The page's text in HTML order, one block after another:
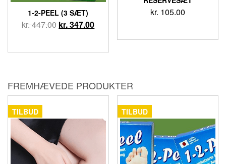
1-2-PEEL (3 SÆT)
kr.447.00 kr.347.00
kr. 105.00
FREMHÆVEDE PRODUKTER
TILBUD TILBUD